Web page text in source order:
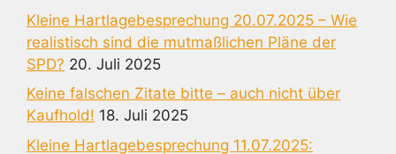
Kleine Hartlagebesprechung 20.07.2025 – Wie
realistisch sind die mutmaßlichen Pläne der
SPD? 20. Juli 2025
Keine falschen Zitate bitte – auch nicht über
Kaufhold! 18. Juli 2025
Kleine Hartlagebesprechung 11.07.2025: